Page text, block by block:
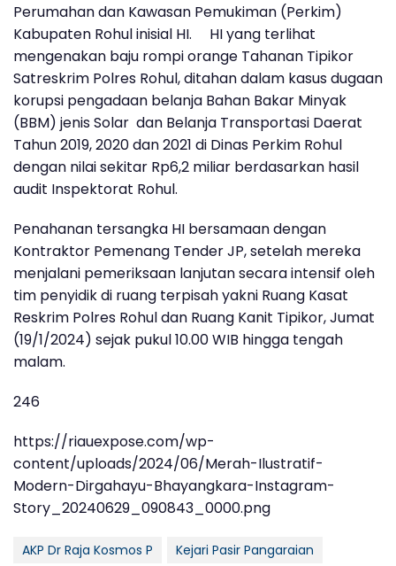
Perumahan dan Kawasan Pemukiman (Perkim)
Kabupaten Rohul inisial HI. HI yang terlihat
mengenakan baju rompi orange Tahanan Tipikor
Satreskrim Polres Rohul, ditahan dalam kasus dugaan
korupsi pengadaan belanja Bahan Bakar Minyak
(BBM) jenis Solar dan Belanja Transportasi Daerat
Tahun 2019, 2020 dan 2021 di Dinas Perkim Rohul
dengan nilai sekitar Rp6,2 miliar berdasarkan hasil
audit Inspektorat Rohul.
Penahanan tersangka HI bersamaan dengan
Kontraktor Pemenang Tender JP, setelah mereka
menjalani pemeriksaan lanjutan secara intensif oleh
tim penyidik di ruang terpisah yakni Ruang Kasat
Reskrim Polres Rohul dan Ruang Kanit Tipikor, Jumat
(19/1/2024) sejak pukul 10.00 WIB hingga tengah
malam.
246
https://riauexpose.com/wp-
content/uploads/2024/06/Merah-Ilustratif-
Modern-Dirgahayu-Bhayangkara-Instagram-
Story_20240629_090843_0000.png
AKP Dr Raja Kosmos P
Kejari Pasir Pangaraian